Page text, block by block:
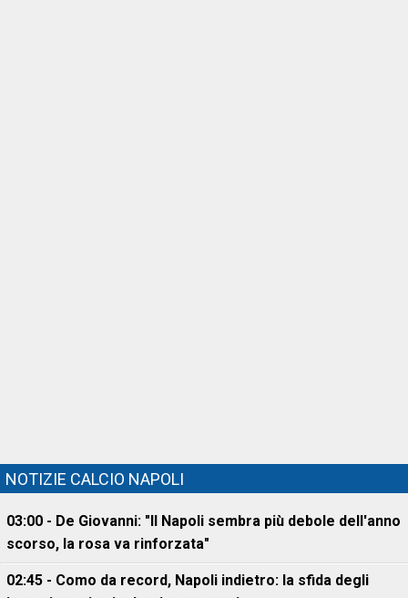
NOTIZIE CALCIO NAPOLI
03:00 - De Giovanni: "Il Napoli sembra più debole dell'anno
scorso, la rosa va rinforzata"
02:45 - Como da record, Napoli indietro: la sfida degli